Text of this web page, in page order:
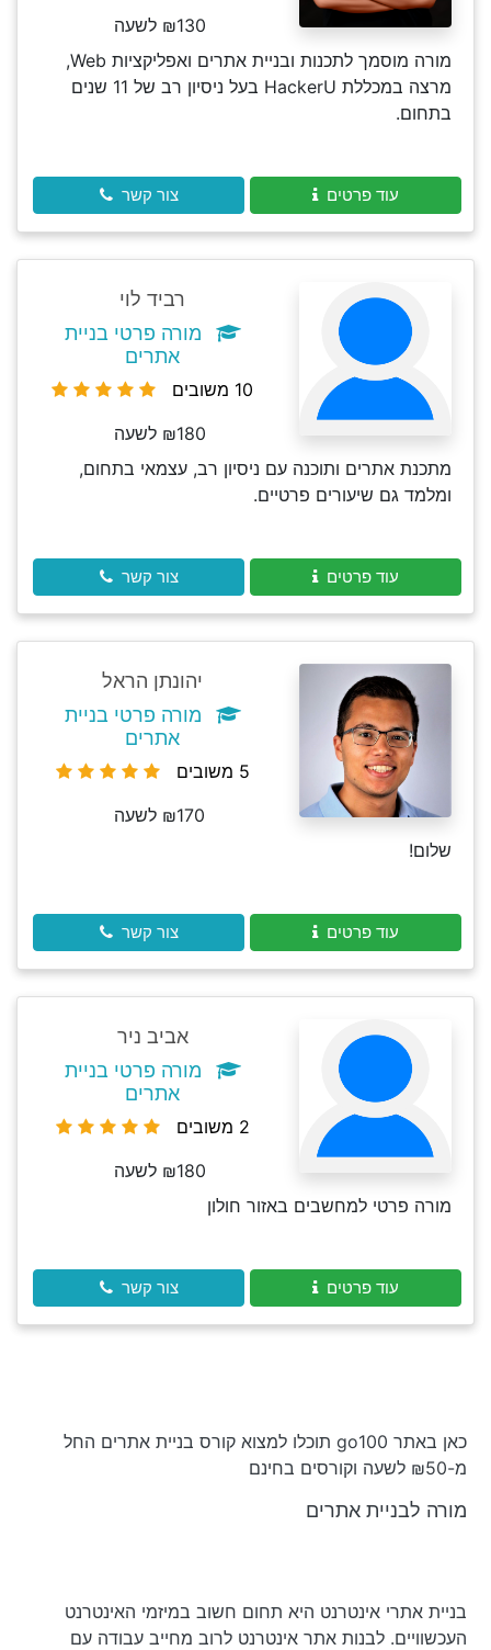
₪130 לשעה
מורה מוסמך לתכנות ובניית אתרים ואפליקציות Web,
מרצה במכללת HackerU בעל ניסיון רב של 11 שנים
בתחום.
עוד פרטים צור קשר
רביד לוי
מורה פרטי בניית
אתרים
10 משובים
₪180 לשעה
מתכנת אתרים ותוכנה עם ניסיון רב, עצמאי בתחום,
ומלמד גם שיעורים פרטיים.
עוד פרטים צור קשר
יהונתן הראל
מורה פרטי בניית
אתרים
5 משובים
₪170 לשעה
שלום!
עוד פרטים צור קשר
אביב ניר
מורה פרטי בניית
אתרים
2 משובים
₪180 לשעה
מורה פרטי למחשבים באזור חולון
עוד פרטים צור קשר
כאן באתר go100 תוכלו למצוא קורס בניית אתרים החל
מ-₪50 לשעה וקורסים בחינם
מורה לבניית אתרים
בניית אתרי אינטרנט היא תחום חשוב במיזמי האינטרנט
העכשוויים. לבנות אתר אינטרנט לרוב מחייב עבודה עם